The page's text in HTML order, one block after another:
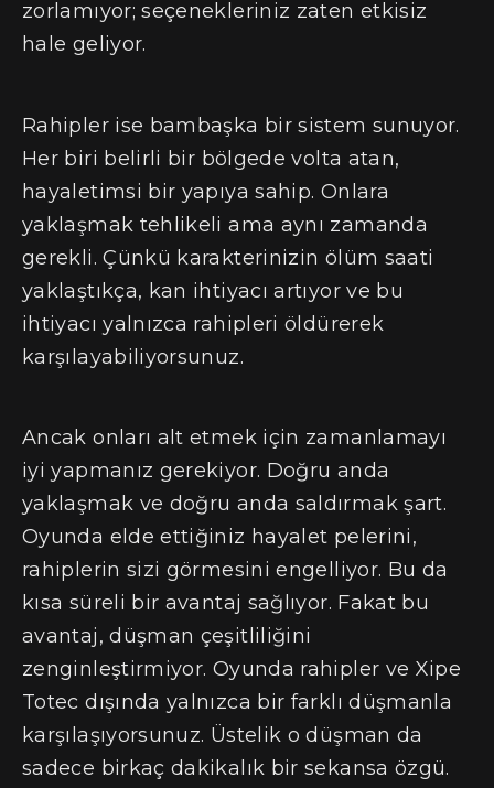
zorlamıyor; seçenekleriniz zaten etkisiz
hale geliyor.
Rahipler ise bambaşka bir sistem sunuyor.
Her biri belirli bir bölgede volta atan,
hayaletimsi bir yapıya sahip. Onlara
yaklaşmak tehlikeli ama aynı zamanda
gerekli. Çünkü karakterinizin ölüm saati
yaklaştıkça, kan ihtiyacı artıyor ve bu
ihtiyacı yalnızca rahipleri öldürerek
karşılayabiliyorsunuz.
Ancak onları alt etmek için zamanlamayı
iyi yapmanız gerekiyor. Doğru anda
yaklaşmak ve doğru anda saldırmak şart.
Oyunda elde ettiğiniz hayalet pelerini,
rahiplerin sizi görmesini engelliyor. Bu da
kısa süreli bir avantaj sağlıyor. Fakat bu
avantaj, düşman çeşitliliğini
zenginleştirmiyor. Oyunda rahipler ve Xipe
Totec dışında yalnızca bir farklı düşmanla
karşılaşıyorsunuz. Üstelik o düşman da
sadece birkaç dakikalık bir sekansa özgü.